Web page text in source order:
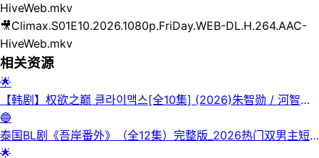
HiveWeb.mkv
🎥Climax.S01E10.2026.1080p.FriDay.WEB-DL.H.264.AAC-
HiveWeb.mkv
相关资源
🌟
【韩剧】权欲之巅 클라이맥스[全10集] (2026)朱智勋 / 河智苑
/ 林珍娜
🔵
泰国BL剧《吾岸番外》（全12集）完整版_2026热门双男主短
剧《吾岸番外》在线观看-HD中字-《吾岸番外》详情介绍_耽美
🌟